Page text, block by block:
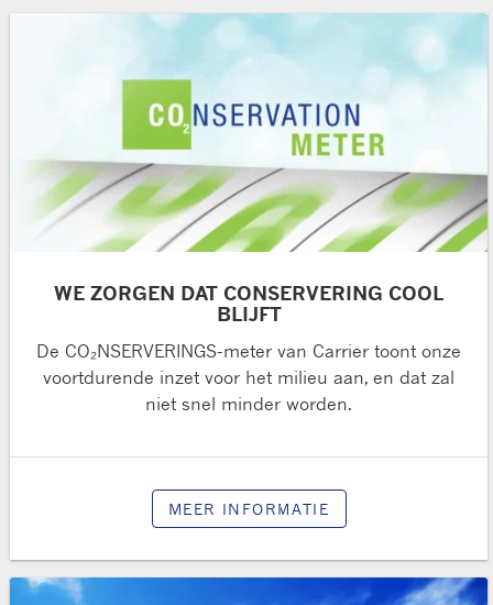
WE ZORGEN DAT CONSERVERING COOL
BLIJFT
De CO₂NSERVERINGS-meter van Carrier toont onze
voortdurende inzet voor het milieu aan, en dat zal
niet snel minder worden.
MEER INFORMATIE